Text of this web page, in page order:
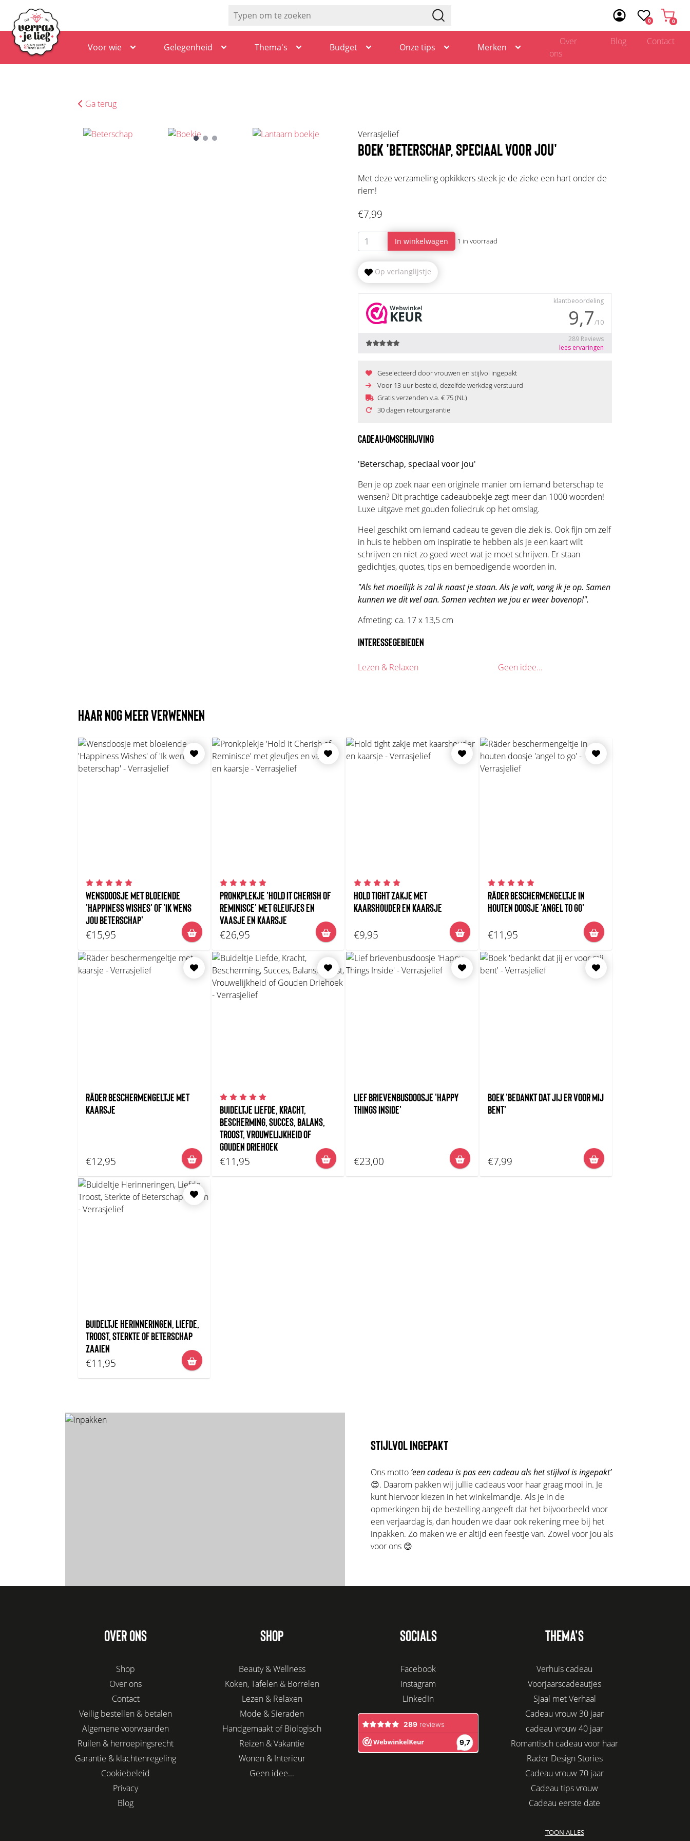
Voor wie Gelegenheid Thema's Budget Onze tips Merken
Over
ons
Blog Contact
0 0
Ga terug
Verrasjelief
BOEK 'BETERSCHAP, SPECIAAL VOOR JOU'
Met deze verzameling opkikkers steek je de zieke een hart onder de
riem!
€7,99
In winkelwagen 1 in voorraad
Op verlanglijstje
Geselecteerd door vrouwen en stijlvol ingepakt
Voor 13 uur besteld, dezelfde werkdag verstuurd
Gratis verzenden v.a. € 75 (NL)
30 dagen retourgarantie
CADEAU-OMSCHRIJVING
'Beterschap, speciaal voor jou'
Ben je op zoek naar een originele manier om iemand beterschap te
wensen? Dit prachtige cadeauboekje zegt meer dan 1000 woorden!
Luxe uitgave met gouden foliedruk op het omslag.
Heel geschikt om iemand cadeau te geven die ziek is. Ook fijn om zelf
in huis te hebben om inspiratie te hebben als je een kaart wilt
schrijven en niet zo goed weet wat je moet schrijven. Er staan
gedichtjes, quotes, tips en bemoedigende woorden in.
"Als het moeilijk is zal ik naast je staan. Als je valt, vang ik je op. Samen
kunnen we dit wel aan. Samen vechten we jou er weer bovenop!".
Afmeting: ca. 17 x 13,5 cm
INTERESSEGEBIEDEN
Lezen & Relaxen Geen idee...
HAAR NOG MEER VERWENNEN
WENSDOOSJE MET BLOEIENDE
'HAPPINESS WISHES' OF 'IK WENS
JOU BETERSCHAP'
€15,95
PRONKPLEKJE 'HOLD IT CHERISH OF
REMINISCE' MET GLEUFJES EN
VAASJE EN KAARSJE
€26,95
HOLD TIGHT ZAKJE MET
KAARSHOUDER EN KAARSJE
€9,95
RÄDER BESCHERMENGELTJE IN
HOUTEN DOOSJE 'ANGEL TO GO'
€11,95
RÄDER BESCHERMENGELTJE MET
KAARSJE
€12,95
BUIDELTJE LIEFDE, KRACHT,
BESCHERMING, SUCCES, BALANS,
TROOST, VROUWELIJKHEID OF
GOUDEN DRIEHOEK
€11,95
LIEF BRIEVENBUSDOOSJE 'HAPPY
THINGS INSIDE'
€23,00
BOEK 'BEDANKT DAT JIJ ER VOOR MIJ
BENT'
€7,99
BUIDELTJE HERINNERINGEN, LIEFDE,
TROOST, STERKTE OF BETERSCHAP
ZAAIEN
€11,95
STIJLVOL INGEPAKT
Ons motto ‘een cadeau is pas een cadeau als het stijlvol is ingepakt’
😊. Daarom pakken wij jullie cadeaus voor haar graag mooi in. Je
kunt hiervoor kiezen in het winkelmandje. Als je in de
opmerkingen bij de bestelling aangeeft dat het bijvoorbeeld voor
een verjaardag is, dan houden we daar ook rekening mee bij het
inpakken. Zo maken we er altijd een feestje van. Zowel voor jou als
voor ons 😊
OVER ONS
Shop
Over ons
Contact
Veilig bestellen & betalen
Algemene voorwaarden
Ruilen & herroepingsrecht
Garantie & klachtenregeling
Cookiebeleid
Privacy
Blog
SHOP
Beauty & Wellness
Koken, Tafelen & Borrelen
Lezen & Relaxen
Mode & Sieraden
Handgemaakt of Biologisch
Reizen & Vakantie
Wonen & Interieur
Geen idee...
SOCIALS
Facebook
Instagram
LinkedIn
THEMA'S
Verhuis cadeau
Voorjaarscadeautjes
Sjaal met Verhaal
Cadeau vrouw 30 jaar
cadeau vrouw 40 jaar
Romantisch cadeau voor haar
Räder Design Stories
Cadeau vrouw 70 jaar
Cadeau tips vrouw
Cadeau eerste date
Leuke kadootjes
TOON ALLES